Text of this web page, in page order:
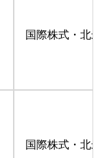
国際株式・北
国際株式・北